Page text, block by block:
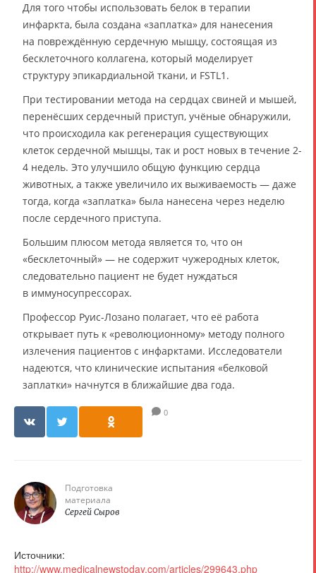
Для того чтобы использовать белок в терапии
инфаркта, была создана «заплатка» для нанесения
на повреждённую сердечную мышцу, состоящая из
бесклеточного коллагена, который моделирует
структуру эпикардиальной ткани, и FSTL1.
При тестировании метода на сердцах свиней и мышей,
перенёсших сердечный приступ, учёные обнаружили,
что происходила как регенерация существующих
клеток сердечной мышцы, так и рост новых в течение 2-
4 недель. Это улучшило общую функцию сердца
животных, а также увеличило их выживаемость — даже
тогда, когда «заплатка» была нанесена через неделю
после сердечного приступа.
Большим плюсом метода является то, что он
«бесклеточный» — не содержит чужеродных клеток,
следовательно пациент не будет нуждаться
в иммуносупрессорах.
Профессор Руис-Лозано полагает, что её работа
открывает путь к «революционному» методу полного
излечения пациентов с инфарктами. Исследователи
надеются, что клинические испытания «белковой
заплатки» начнутся в ближайшие два года.
0
Подготовка
материала
Сергей Сыров
Источники:
http://www.medicalnewstoday.com/articles/299643.php